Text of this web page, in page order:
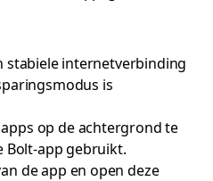
stabiele internetverbinding
is
op de achtergrond te
Bolt-app gebruikt.
de app en open deze